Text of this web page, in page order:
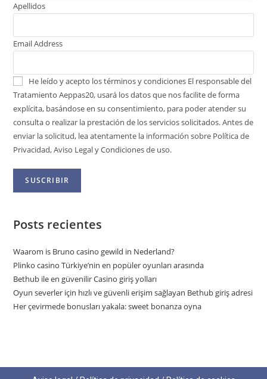
Apellidos
Email Address
He leído y acepto los términos y condiciones El responsable del
Tratamiento Aeppas20, usará los datos que nos facilite de forma
explícita, basándose en su consentimiento, para poder atender su
consulta o realizar la prestación de los servicios solicitados. Antes de
enviar la solicitud, lea atentamente la información sobre Política de
Privacidad, Aviso Legal y Condiciones de uso.
Posts recientes
Waarom is Bruno casino gewild in Nederland?
Plinko casino Türkiye’nin en popüler oyunları arasında
Bethub ile en güvenilir Casino giriş yolları
Oyun severler için hızlı ve güvenli erişim sağlayan Bethub giriş adresi
Her çevirmede bonusları yakala: sweet bonanza oyna